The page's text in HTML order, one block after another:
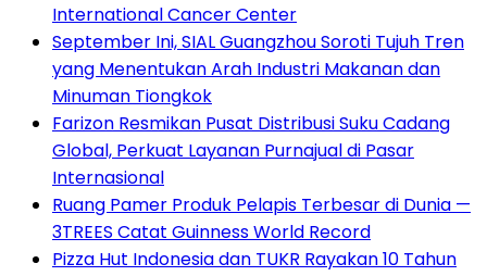
International Cancer Center
September Ini, SIAL Guangzhou Soroti Tujuh Tren
yang Menentukan Arah Industri Makanan dan
Minuman Tiongkok
Farizon Resmikan Pusat Distribusi Suku Cadang
Global, Perkuat Layanan Purnajual di Pasar
Internasional
Ruang Pamer Produk Pelapis Terbesar di Dunia —
3TREES Catat Guinness World Record
Pizza Hut Indonesia dan TUKR Rayakan 10 Tahun